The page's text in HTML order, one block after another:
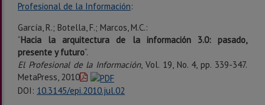
Profesional de la Información:
García, R.; Botella, F.; Marcos, M.C.:
“Hacia la arquitectura de la información 3.0: pasado,
presente y futuro“.
El Profesional de la Información, Vol. 19, No. 4, pp. 339-347.
MetaPress, 2010
DOI: 10.3145/epi.2010.jul.02